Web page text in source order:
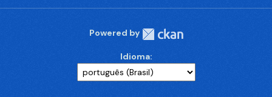
Powered by
Idioma